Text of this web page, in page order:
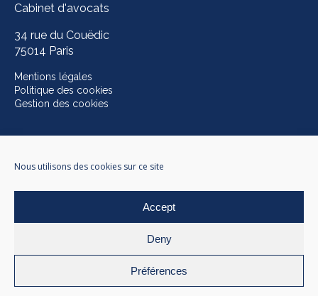
Nous utilisons des cookies sur ce site
Accept
Deny
Préférences
Cabinet d'avocats
34 rue du Couëdic
75014 Paris
Mentions légales
Politique des cookies
Gestion des cookies
Breakfast Included
© 2026 Dante. All right reserved.